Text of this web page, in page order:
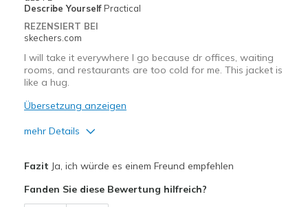
Describe Yourself Practical
REZENSIERT BEI
skechers.com
I will take it everywhere I go because dr offices, waiting
rooms, and restaurants are too cold for me. This jacket is
like a hug.
Übersetzung anzeigen
mehr Details
Breathe Well
Fazit Ja, ich würde es einem Freund empfehlen
Fanden Sie diese Bewertung hilfreich?